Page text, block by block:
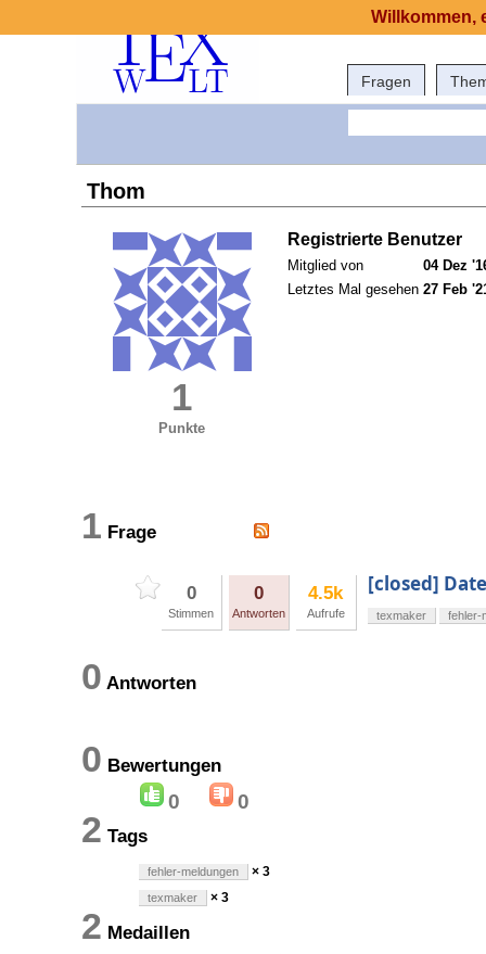
Fragen
Thom
1
Punkte
Registrierte Benutzer
Mitglied von
04 Dez
Letztes Mal gesehen 27 Feb
1 Frage
0
Stimmen
0
Antworten
4.5k
Aufrufe
[closed]
texmaker fehler-
0 Antworten
0 Bewertungen
0 0
2 Tags
fehler-meldungen × 3
texmaker × 3
2 Medaillen
Willkommen,